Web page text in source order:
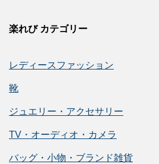
楽れび カテゴリー
レディースファッション
靴
ジュエリー・アクセサリー
TV・オーディオ・カメラ
バッグ・小物・ブランド雑貨